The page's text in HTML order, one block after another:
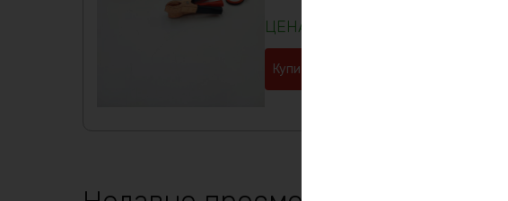
Купить в 1 клик